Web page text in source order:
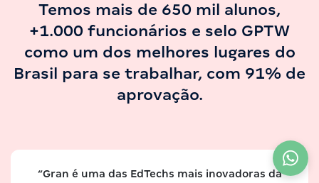
A partir de
Temos mais de 650 mil alunos,
+1.000 funcionários e selo GPTW
como um dos melhores lugares do
Brasil para se trabalhar, com 91% de
aprovação.
“Gran é uma das EdTechs mais inovadoras da